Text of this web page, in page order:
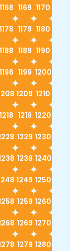
1168 1169 1170
1178 1179 1180
1188 1189 1190
1198 1199 1200
1209 1210
1218 1219 1220
1229 1230
1239 1240
1249 1250
1259 1260
1269 1270
1279 1280